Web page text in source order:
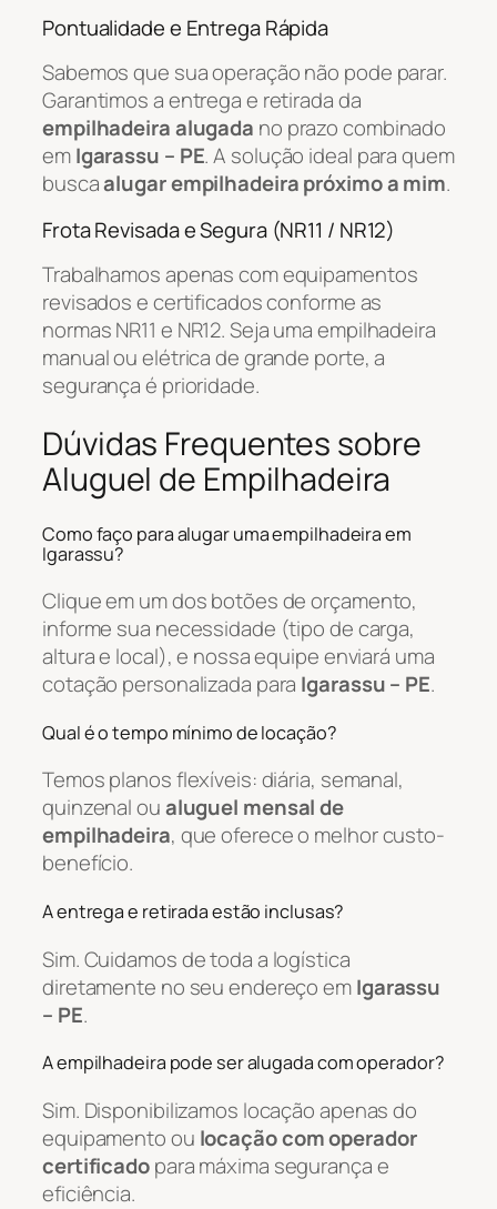
Pontualidade e Entrega Rápida
Sabemos que sua operação não pode parar.
Garantimos a entrega e retirada da
empilhadeira alugada no prazo combinado
emIgarassu – PE. A solução ideal para quem
buscaalugar empilhadeira próximo a mim.
Frota Revisada e Segura (NR11 / NR12)
Trabalhamos apenas com equipamentos
revisados e certificados conforme as
normas NR11 e NR12. Seja uma empilhadeira
manual ou elétrica de grande porte, a
segurança é prioridade.
Dúvidas Frequentes sobre
Aluguel de Empilhadeira
Como faço para alugar uma empilhadeira em
Igarassu?
Clique em um dos botões de orçamento,
informe sua necessidade (tipo de carga,
altura e local), e nossa equipe enviará uma
cotação personalizada para Igarassu – PE.
Qual é o tempo mínimo de locação?
Temos planos flexíveis: diária, semanal,
quinzenal oualuguel mensal de
empilhadeira, que oferece o melhor custo-
benefício.
A entrega e retirada estão inclusas?
Sim. Cuidamos de toda a logística
diretamente no seu endereço emIgarassu
– PE.
A empilhadeira pode ser alugada com operador?
Sim. Disponibilizamos locação apenas do
equipamento ou locação com operador
certificadopara máxima segurança e
eficiência.